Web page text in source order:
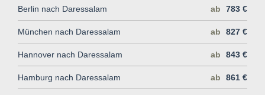
Berlin nach Daressalam ab 783 €
München nach Daressalam ab 827 €
Hannover nach Daressalam ab 843 €
Hamburg nach Daressalam ab 861 €